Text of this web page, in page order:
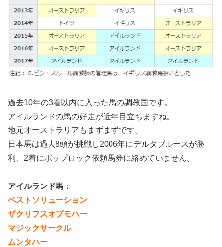
過去10年の3着以内に入った馬の調教国です。
アイルランドの馬の好走が近年目立ちますね。
地元オーストラリアもまずまずです。
日本馬は過去8頭が挑戦し2006年にデルタブルースが勝
利、2着にポップロック依頼馬券に絡めていません。
アイルランド馬：
ベストソリューション
ザクリフスオブモハー
マジックサークル
ムンタハー